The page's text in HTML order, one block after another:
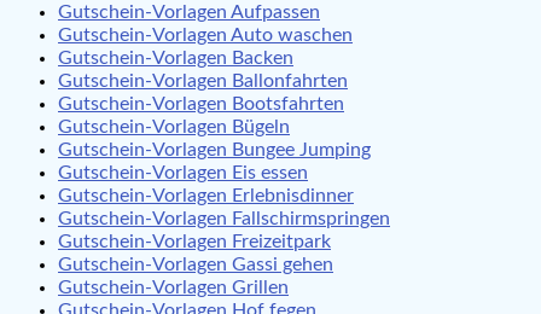
Gutschein-Vorlagen Aufpassen
Gutschein-Vorlagen Auto waschen
Gutschein-Vorlagen Backen
Gutschein-Vorlagen Ballonfahrten
Gutschein-Vorlagen Bootsfahrten
Gutschein-Vorlagen Bügeln
Gutschein-Vorlagen Bungee Jumping
Gutschein-Vorlagen Eis essen
Gutschein-Vorlagen Erlebnisdinner
Gutschein-Vorlagen Fallschirmspringen
Gutschein-Vorlagen Freizeitpark
Gutschein-Vorlagen Gassi gehen
Gutschein-Vorlagen Grillen